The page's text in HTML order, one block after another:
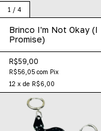
1 / 4
Brinco I'm Not Okay (I
Promise)
R$59,00
R$56,05 com Pix
12 x de R$6,00